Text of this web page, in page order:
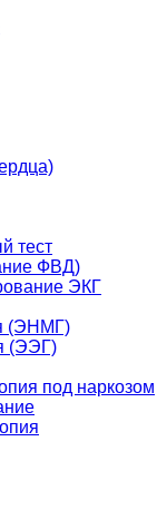
тест
ФВД)
ЭКГ
(ЭНМГ)
(ЭЭГ)
под наркозом